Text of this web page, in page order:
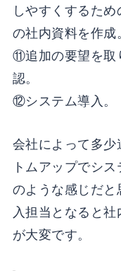
しやすくするた
の社内資料を作成
⑪追加の要望を取
認。
⑫システム導入。
会社によって多少
トムアップでシ
のような感じだと
入担当となると
が大変です。